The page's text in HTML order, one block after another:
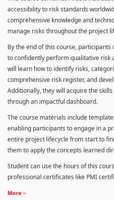
accessibility to risk standards
comprehensive knowledge and
manage risks throughout the project
By the end of this course,
to confidently perform qualitative risk
will learn how to identify risks,
comprehensive risk register, and
Additionally, they will acquire the
through an impactful dashboard.
The course materials include
enabling participants to engage in a
entire project lifecycle from start to
them to apply the concepts learned
Student can use the hours of this
professional certificates like PMI
More